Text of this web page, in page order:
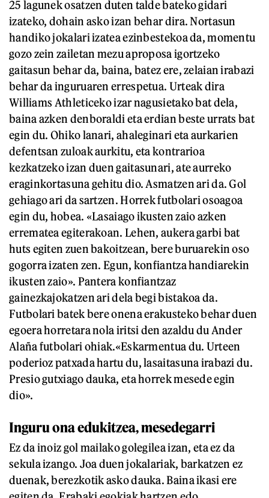
25 lagunek osatzen duten talde bateko gidari
izateko, dohain asko izan behar dira. Nortasun
handiko jokalari izatea ezinbestekoa da, momentu
gozo zein zailetan mezu aproposa igortzeko
gaitasun behar da, baina, batez ere, zelaian irabazi
behar da inguruaren errespetua. Urteak dira
Williams Athleticeko izar nagusietako bat dela,
baina azken denboraldi eta erdian beste urrats bat
egin du. Ohiko lanari, ahaleginari eta aurkarien
defentsan zuloak aurkitu, eta kontrarioa
kezkatzeko izan duen gaitasunari, ate aurreko
eraginkortasuna gehitu dio. Asmatzen ari da. Gol
gehiago ari da sartzen. Horrek futbolari osoagoa
egin du, hobea. «Lasaiago ikusten zaio azken
errematea egiterakoan. Lehen, aukera garbi bat
huts egiten zuen bakoitzean, bere buruarekin oso
gogorra izaten zen. Egun, konfiantza handiarekin
ikusten zaio». Pantera konfiantzaz
gainezkajokatzen ari dela begi bistakoa da.
Futbolari batek bere onena erakusteko behar duen
egoera horretara nola iritsi den azaldu du Ander
Alaña futbolari ohiak.«Eskarmentua du. Urteen
poderioz patxada hartu du, lasaitasuna irabazi du.
Presio gutxiago dauka, eta horrek mesede egin
dio».
Inguru ona edukitzea, mesedegarri
Ez da inoiz gol mailako golegilea izan, eta ez da
sekula izango. Joa duen jokalariak, barkatzen ez
duenak, berezkotik asko dauka. Baina ikasi ere